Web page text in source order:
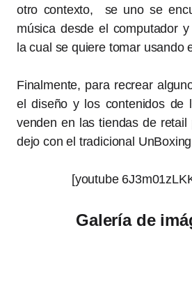
otro contexto, se uno se
música desde el computador
la cual se quiere tomar usando
Finalmente, para recrear
el diseño y los contenidos de
venden en las tiendas de retail
dejo con el tradicional
[youtube
Galería de